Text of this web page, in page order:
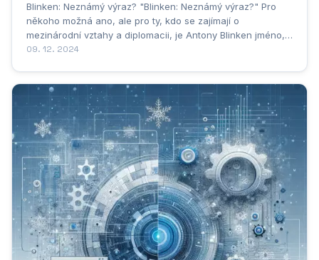
Blinken: Neznámý výraz? "Blinken: Neznámý výraz?" Pro
někoho možná ano, ale pro ty, kdo se zajímají o
mezinárodní vztahy a diplomacii, je Antony Blinken jméno,
které rezonuje. Jako ministr zahraničí Spojených států
09. 12. 2024